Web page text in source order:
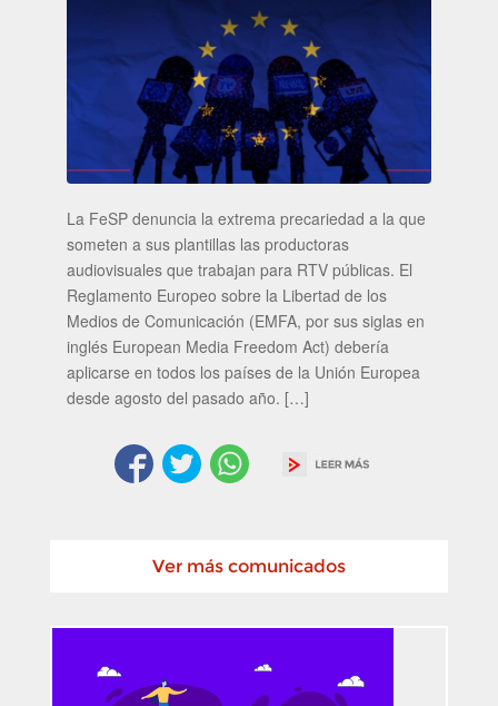
La FeSP denuncia la extrema precariedad a la que
someten a sus plantillas las productoras
audiovisuales que trabajan para RTV públicas. El
Reglamento Europeo sobre la Libertad de los
Medios de Comunicación (EMFA, por sus siglas en
inglés European Media Freedom Act) debería
aplicarse en todos los países de la Unión Europea
desde agosto del pasado año. […]
Ver más comunicados